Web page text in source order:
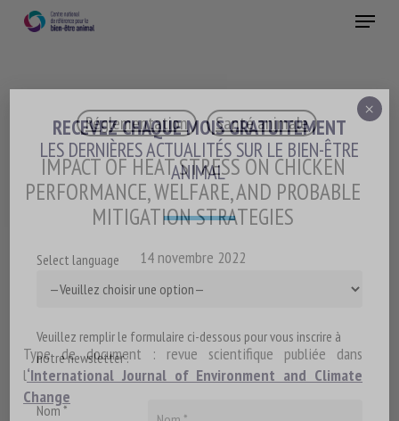
Menu
Réglementation Santé animale
IMPACT OF HEAT STRESS ON CHICKEN
PERFORMANCE, WELFARE, AND PROBABLE
MITIGATION STRATEGIES
14 novembre 2022
Type de document : revue scientifique publiée dans
l‘International Journal of Environment and Climate
Change
RECEVEZ CHAQUE MOIS GRATUITEMENT
LES DERNIÈRES ACTUALITÉS SUR LE BIEN-ÊTRE
ANIMAL
Select language
Veuillez remplir le formulaire ci-dessous pour vous inscrire à
notre newsletter :
Nom *
×